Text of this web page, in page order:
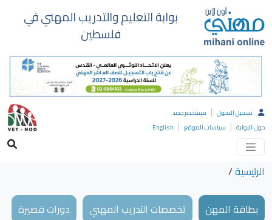
بوابة التعليم والتدريب المهني في
فلسطين
تسجيل الدخول | مستخدم جديد
حول البوابة | سياسات الموقع |
English
الرئيسية/
بطاقة المهن تخصصات التدريب المهني دورات قصيرة